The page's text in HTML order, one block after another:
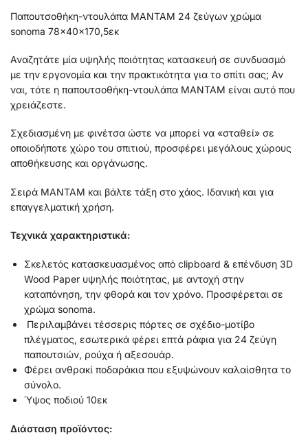
Παπουτσοθήκη-ντουλάπα ΜΑΝΤΑΜ 24 ζεύγων χρώμα
sonoma 78x40x170,5εκ
Αναζητάτε μία υψηλής ποιότητας κατασκευή σε συνδυασμό
με την εργονομία και την πρακτικότητα για το σπίτι σας; Αν
ναι, τότε η παπουτσοθήκη-ντουλάπα ΜΑΝΤΑΜ είναι αυτό που
χρειάζεστε.
Σχεδιασμένη με φινέτσα ώστε να μπορεί να «σταθεί» σε
οποιοδήποτε χώρο του σπιτιού, προσφέρει μεγάλους χώρους
αποθήκευσης και οργάνωσης.
Σειρά ΜΑΝΤΑΜ και βάλτε τάξη στο χάος. Ιδανική και για
επαγγελματική χρήση.
Τεχνικά χαρακτηριστικά:
Σκελετός κατασκευασμένος από clipboard & επένδυση 3D
Wood Paper υψηλής ποιότητας, με αντοχή στην
καταπόνηση, την φθορά και τον χρόνο. Προσφέρεται σε
χρώμα sonoma.
Περιλαμβάνει τέσσερις πόρτες σε σχέδιο-μοτίβο
πλέγματος, εσωτερικά φέρει επτά ράφια για 24 ζεύγη
παπουτσιών, ρούχα ή αξεσουάρ.
Φέρει ανθρακί ποδαράκια που εξυψώνουν καλαίσθητα το
σύνολο.
Ύψος ποδιού 10εκ
Διάσταση προϊόντος: